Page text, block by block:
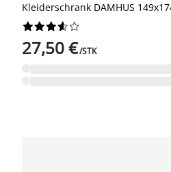
Kleiderschrank DAMHUS






27,50 €/STK